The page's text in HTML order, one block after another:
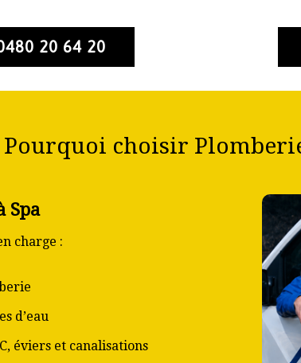
20 64 20
Pourquoi choisir Plomberie
Spa
charge :
d’eau
éviers et canalisations